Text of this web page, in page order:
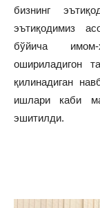
бизнинг
эътиқодимиз
бўйича имом-
ошириладигон
қилинадиган
ишлари каби
эшитилди.